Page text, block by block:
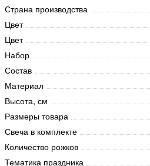
Страна производства
Цвет
Цвет
Набор
Состав
Материал
Высота, см
Размеры товара
Свеча в комплекте
Количество рожков
Тематика праздника